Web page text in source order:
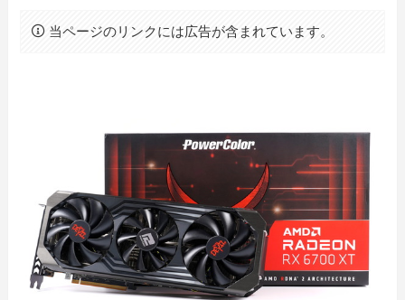
当ページのリンクには広告が含まれています。